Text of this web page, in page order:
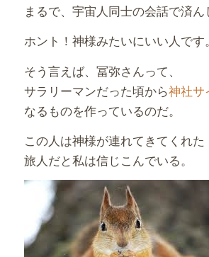
まるで、宇宙人同士の会話で済ん
ホント！神様みたいにいい人です。
そう言えば、冨弥さんって、
サラリーマンだった頃から神社サ
なるものを作っているのだ。
この人は神様が連れてきてくれた
旅人だと私は信じこんでいる。